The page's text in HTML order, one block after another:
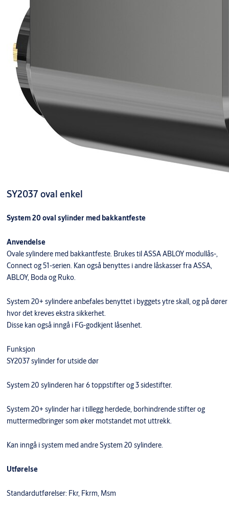
SY2037 oval enkel
System 20 oval sylinder med bakkantfeste
Anvendelse
Ovale sylindere med bakkantfeste. Brukes til ASSA ABLOY modullås-,
Connect og 51-serien. Kan også benyttes i andre låskasser fra ASSA,
ABLOY, Boda og Ruko.
System 20+ sylindere anbefales benyttet i byggets ytre skall, og på dører
hvor det kreves ekstra sikkerhet.
Disse kan også inngå i FG-godkjent låsenhet.
Funksjon
SY2037 sylinder for utside dør
System 20 sylinderen har 6 toppstifter og 3 sidestifter.
System 20+ sylinder har i tillegg herdede, borhindrende stifter og
muttermedbringer som øker motstandet mot uttrekk.
Kan inngå i system med andre System 20 sylindere.
Utførelse
Standardutførelser: Fkr, Fkrm, Msm